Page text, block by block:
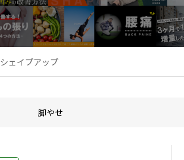
シェイプアップ
脚やせ